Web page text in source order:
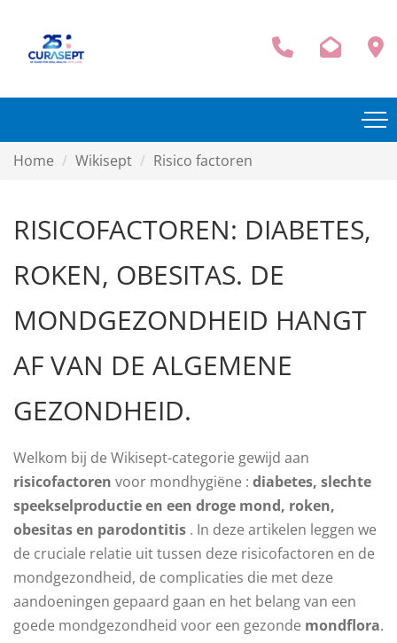
Home Wikisept Risico factoren
RISICOFACTOREN: DIABETES,
ROKEN, OBESITAS. DE
MONDGEZONDHEID HANGT
AF VAN DE ALGEMENE
GEZONDHEID.
Welkom bij de Wikisept-categorie gewijd aan
risicofactoren voor mondhygiëne : diabetes, slechte
speekselproductie en een droge mond, roken,
obesitas en parodontitis . In deze artikelen leggen we
de cruciale relatie uit tussen deze risicofactoren en de
mondgezondheid, de complicaties die met deze
aandoeningen gepaard gaan en het belang van een
goede mondgezondheid voor een gezonde mondflora.